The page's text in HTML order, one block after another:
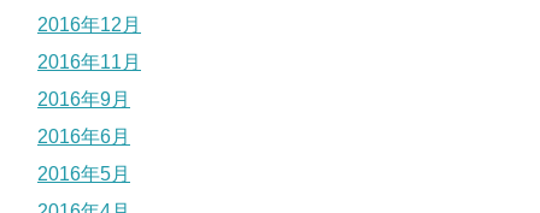
2016年12月
2016年11月
2016年9月
2016年6月
2016年5月